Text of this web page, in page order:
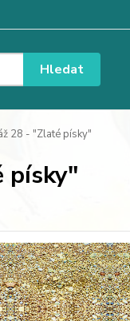
Hledat
28 - "Zlaté písky"
písky"